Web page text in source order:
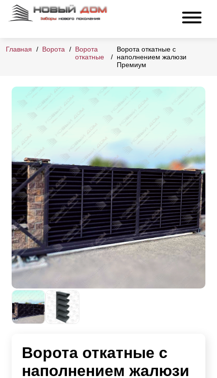
Главная Ворота
Ворота
откатные
Ворота откатные с
наполнением жалюзи
Премиум
Ворота откатные с
наполнением жалюзи